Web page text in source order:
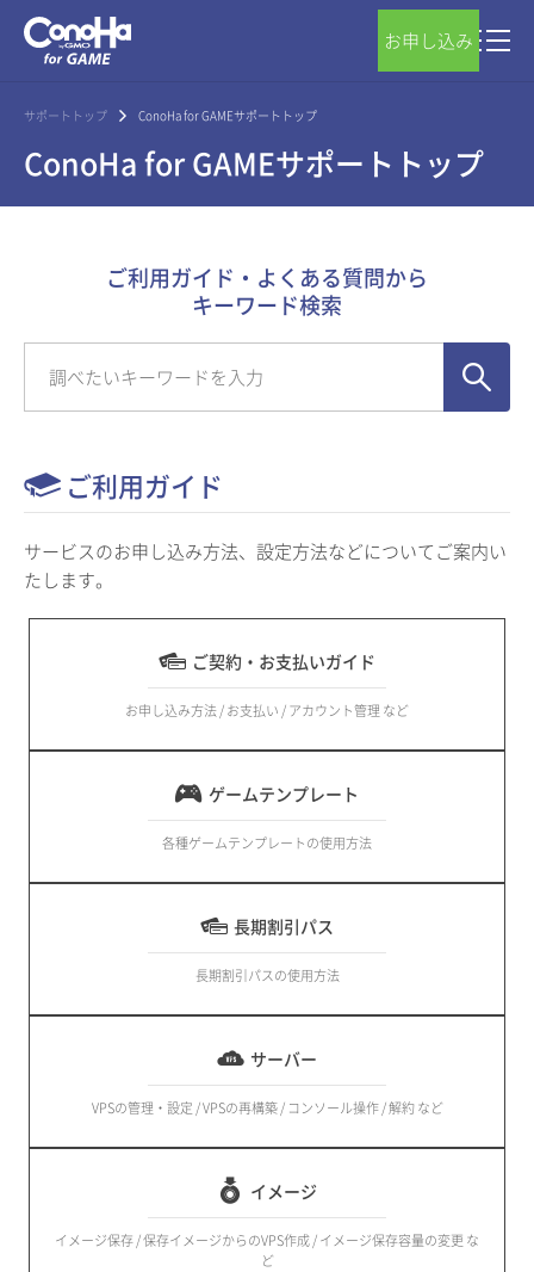
お申し込み
サポートトップ ConoHa for GAMEサポートトップ
ConoHa for GAMEサポートトップ
ご利用ガイド・よくある質問から
キーワード検索
ご利用ガイド
サービスのお申し込み方法、設定方法などについてご案内い
たします。
ご契約・お支払いガイド
お申し込み方法 / お支払い / アカウント管理 など
ゲームテンプレート
各種ゲームテンプレートの使用方法
長期割引パス
長期割引パスの使用方法
サーバー
VPSの管理・設定 / VPSの再構築 / コンソール操作 / 解約 など
イメージ
イメージ保存 / 保存イメージからのVPS作成 / イメージ保存容量の変更 な
ど